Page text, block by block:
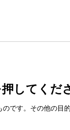
してくだ
です。その他の目